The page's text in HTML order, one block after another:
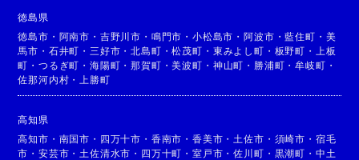
徳島県
徳島市 ・ 阿南市 ・ 吉野川市 ・ 鳴門市 ・小松島市 ・阿波市 ・藍住町 ・ 美
馬市 ・ 石井町 ・ 三好市 ・北島町 ・松茂町 ・ 東みよし町 ・ 板野町 ・
上板
町 ・つるぎ町 ・海陽町 ・那賀町 ・美波町 ・ 神山町 ・ 勝浦町 ・牟岐町 ・
佐那河内村 ・ 上勝町
高知県
高知市 ・ 南国市 ・ 四万十市 ・ 香南市 ・香美市 ・ 土佐市 ・ 須崎市 ・ 宿毛
市 ・安芸市 ・ 土佐清水市 ・ 四万十町 ・室戸市 ・佐川町 ・ 黒潮町 ・ 中土